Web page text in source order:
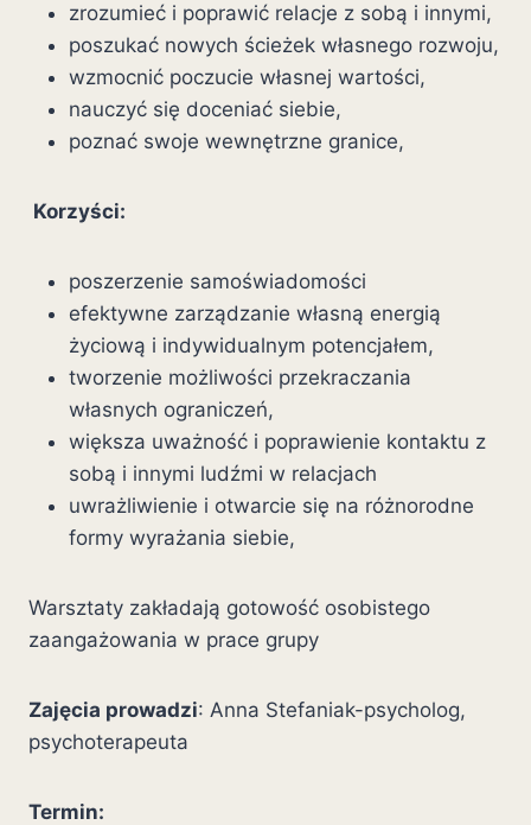
zrozumieć i poprawić relacje z sobą i innymi,
poszukać nowych ścieżek własnego rozwoju,
wzmocnić poczucie własnej wartości,
nauczyć się doceniać siebie,
poznać swoje wewnętrzne granice,
Korzyści:
poszerzenie samoświadomości
efektywne zarządzanie własną energią
życiową i indywidualnym potencjałem,
tworzenie możliwości przekraczania
własnych ograniczeń,
większa uważność i poprawienie kontaktu z
sobą i innymi ludźmi w relacjach
uwrażliwienie i otwarcie się na różnorodne
formy wyrażania siebie,
Warsztaty zakładają gotowość osobistego
zaangażowania w prace grupy
Zajęcia prowadzi: Anna Stefaniak-psycholog,
psychoterapeuta
Termin: